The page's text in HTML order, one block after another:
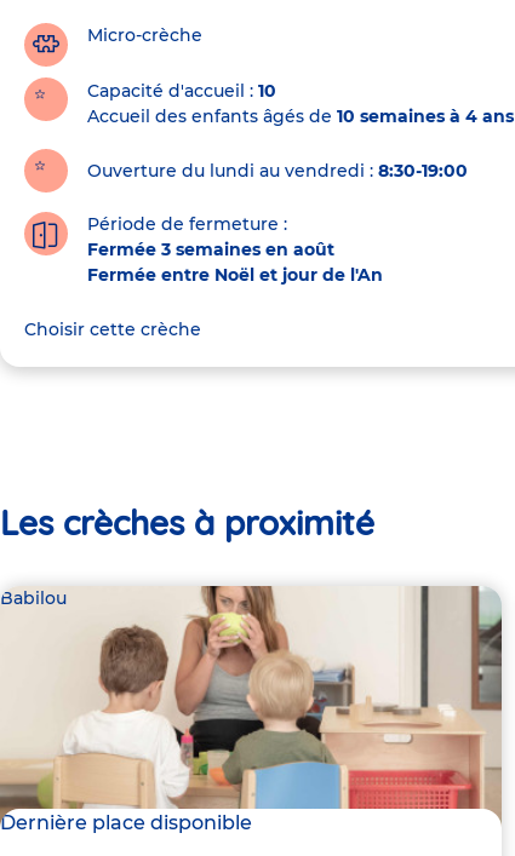
crècheMicro-crèche
Capacité d'accueil
10
Accueil des enfants âgés de 10 semaines à 4 ans
Ouverture du lundi au vendredi : 8:30-19:00
Période de fermeture :
Fermée 3 semaines en août
Fermée entre Noël et jour de l'An
Choisir cette crèche
Les crèches à proximité
Babilou
Dernière place disponible